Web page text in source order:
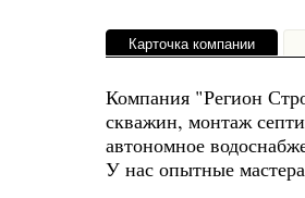
Карточка компании
Компания "Регион
скважин, монтаж
автономное
У нас опытные